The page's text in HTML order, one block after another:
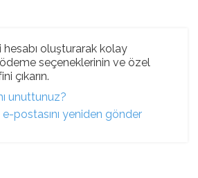
oluşturarak kolay
ödeme seçeneklerinin ve özel
çıkarın.
unuttunuz?
e-postasını yeniden gönder